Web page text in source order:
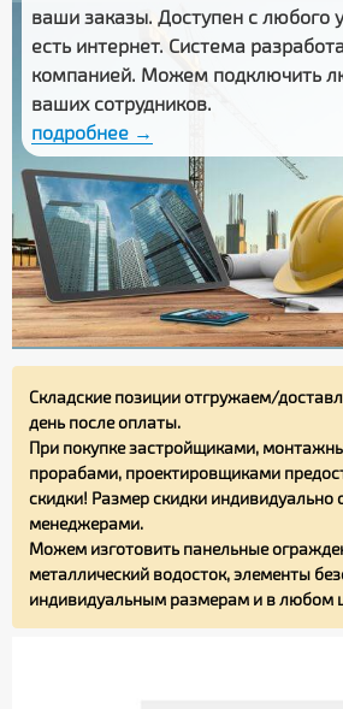
ваши заказы. Доступен с любого
есть интернет. Система
компанией. Можем подключить
ваших сотрудников.
подробнее →
Складские позиции отгружаем/
день после оплаты.
При покупке застройщиками,
прорабами, проектировщиками
скидки! Размер скидки индивидуально
менеджерами.
Можем изготовить панельные
металлический водосток, элементы
индивидуальным размерам и в любом